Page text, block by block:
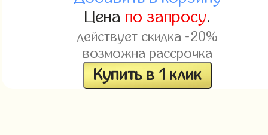
Цена по запросу.
действует скидка -20%
возможна рассрочка
Купить в 1 клик